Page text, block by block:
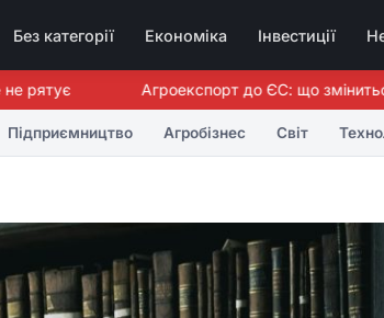
Без категорії Економіка Інвестиції
Агроекспорт до ЄС: що зміниться
Підприємництво Агробізнес Світ